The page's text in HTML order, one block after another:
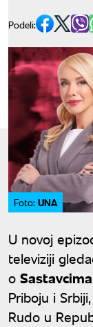
Podeli:
Foto: UNA
U novoj
televiziji
o Sastavcima
Priboju i
Rudo u